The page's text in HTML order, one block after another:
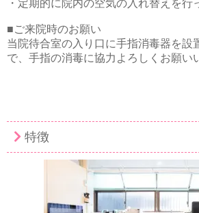
・定期的に院内の空気の入れ替えを行
■ご来院時のお願い
当院待合室の入り口に手指消毒器を設
で、手指の消毒に協力よろしくお願い
特徴